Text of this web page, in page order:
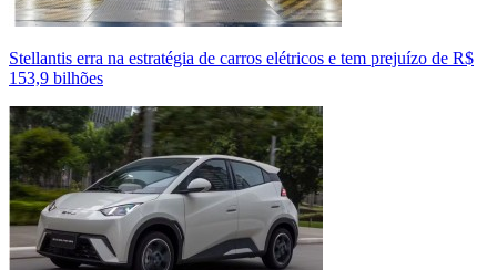
Stellantis erra na estratégia de carros elétricos e tem prejuízo de R$
153,9 bilhões